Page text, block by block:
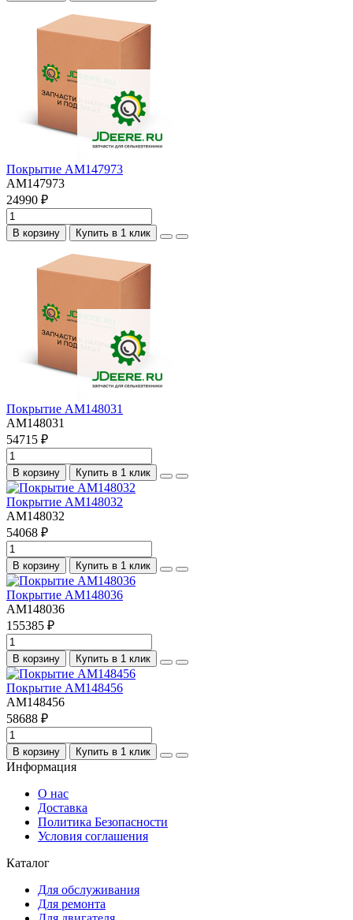
Покрытие AM147973
AM147973
24990 ₽
В корзину Купить в 1 клик
Покрытие AM148031
AM148031
54715 ₽
В корзину Купить в 1 клик
Покрытие AM148032
AM148032
54068 ₽
В корзину Купить в 1 клик
Покрытие AM148036
AM148036
155385 ₽
В корзину Купить в 1 клик
Покрытие AM148456
AM148456
58688 ₽
В корзину Купить в 1 клик
Информация
О нас
Доставка
Политика Безопасности
Условия соглашения
Каталог
Для обслуживания
Для ремонта